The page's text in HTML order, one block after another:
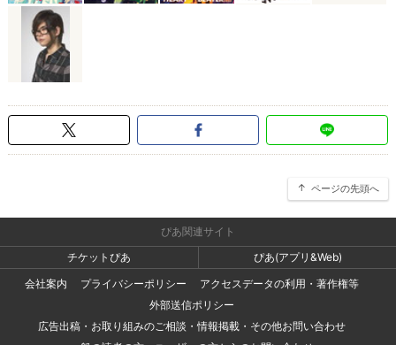
ページの先頭へ
ぴあ関連サイト
チケットぴあ
ぴあ(アプリ&Web)
会社案内
プライバシーポリシー
アクセスデータの利用・著作権等
外部送信ポリシー
広告出稿・お取り組みのご相談・情報掲載・その他お問い合わせ